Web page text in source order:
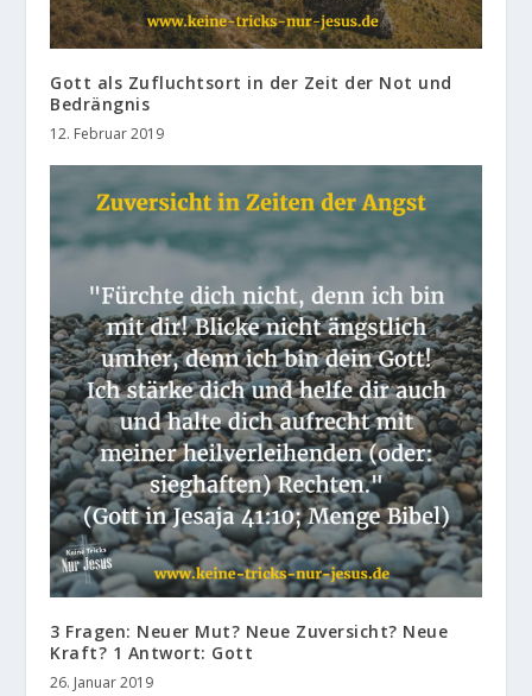
Gott als Zufluchtsort in der Zeit der Not und
Bedrängnis
12. Februar 2019
3 Fragen: Neuer Mut? Neue Zuversicht? Neue
Kraft? 1 Antwort: Gott
26. Januar 2019